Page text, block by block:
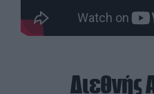
Διεθνής